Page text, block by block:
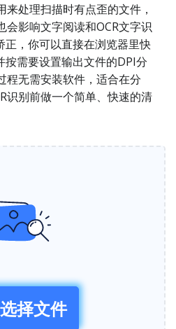
处理扫描时有点歪的文件，
会影响文字阅读和OCR文字识
正，你可以直接在浏览器里快
按需要设置输出文件的DPI分
程无需安装软件，适合在分
识别前做一个简单、快速的清
选择文件